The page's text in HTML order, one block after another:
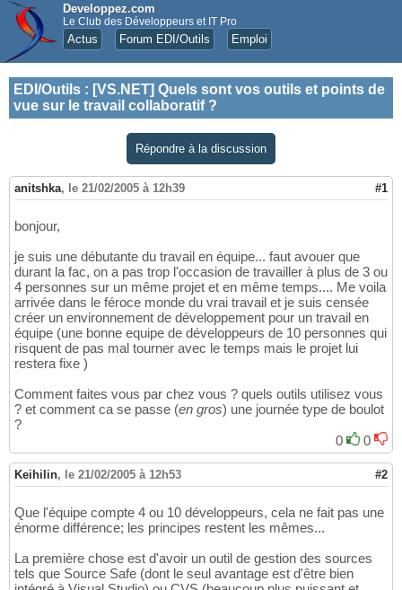
Developpez.com
Le Club des Développeurs et IT Pro
Actus Forum EDI/Outils Emploi
EDI/Outils : [VS.NET] Quels sont vos outils et points de
vue sur le travail collaboratif ?
Répondre à la discussion
anitshka, le 21/02/2005 à 12h39 #1
bonjour,
je suis une débutante du travail en équipe... faut avouer que
durant la fac, on a pas trop l'occasion de travailler à plus de 3 ou
4 personnes sur un même projet et en même temps.... Me voila
arrivée dans le féroce monde du vrai travail et je suis censée
créer un environnement de développement pour un travail en
équipe (une bonne equipe de développeurs de 10 personnes qui
risquent de pas mal tourner avec le temps mais le projet lui
restera fixe )
Comment faites vous par chez vous ? quels outils utilisez vous
? et comment ca se passe (en gros) une journée type de boulot
?
0
0
Keihilin, le 21/02/2005 à 12h53 #2
Que l'équipe compte 4 ou 10 développeurs, cela ne fait pas une
énorme différence; les principes restent les mêmes...
La première chose est d'avoir un outil de gestion des sources
tels que Source Safe (dont le seul avantage est d'être bien